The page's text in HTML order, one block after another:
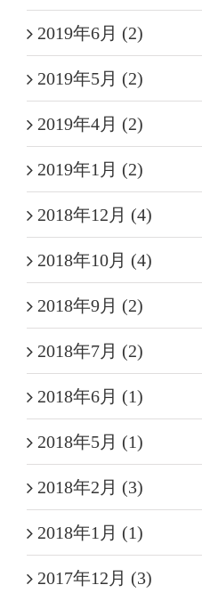
2019年6月 (2)
2019年5月 (2)
2019年4月 (2)
2019年1月 (2)
2018年12月 (4)
2018年10月 (4)
2018年9月 (2)
2018年7月 (2)
2018年6月 (1)
2018年5月 (1)
2018年2月 (3)
2018年1月 (1)
2017年12月 (3)